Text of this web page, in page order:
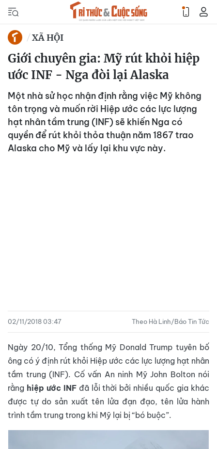
XÃ HỘI
Giới chuyên gia: Mỹ rút khỏi hiệp
ước INF - Nga đòi lại Alaska
Một nhà sử học nhận định rằng việc Mỹ không
tôn trọng và muốn rời Hiệp ước các lực lượng
hạt nhân tầm trung (INF) sẽ khiến Nga có
quyền để rút khỏi thỏa thuận năm 1867 trao
Alaska cho Mỹ và lấy lại khu vực này.
02/11/2018 03:47 Theo Hà Linh/Báo Tin Tức
Ngày 20/10, Tổng thống Mỹ Donald Trump tuyên bố
ông có ý định rút khỏi Hiệp ước các lực lượng hạt nhân
tầm trung (INF). Cố vấn An ninh Mỹ John Bolton nói
rằng hiệp ước INFđã lỗi thời bởi nhiều quốc gia khác
được tự do sản xuất tên lửa đạn đạo, tên lửa hành
trình tầm trung trong khi Mỹ lại bị “bó buộc”.